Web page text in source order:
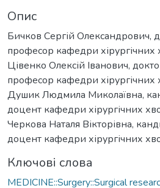
Опис
Бичков Сергій Олександрович,
професор кафедри хірургічних
Цівенко Олексій Іванович,
професор кафедри хірургічних
Душик Людмила Миколаївна,
доцент кафедри хірургічних
Черкова Наталя Вікторівна,
доцент кафедри хірургічних
Ключові слова
MEDICINE::Surgery::Surgical